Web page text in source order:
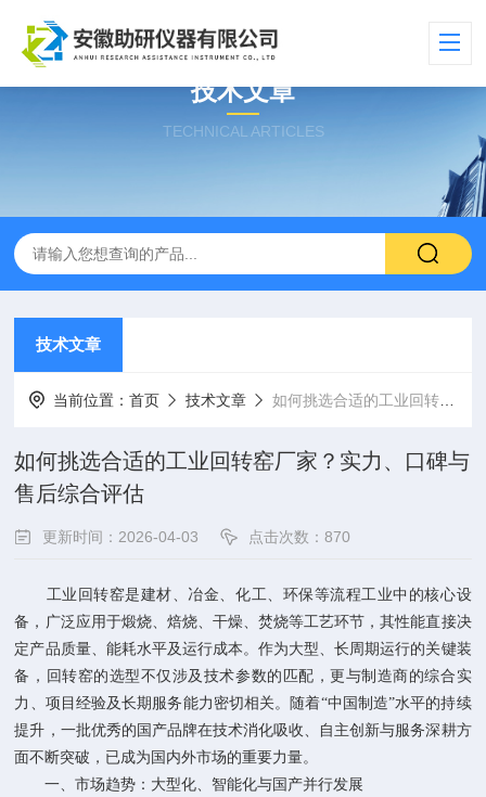
技术文章
TECHNICAL ARTICLES
技术文章
当前位置：首页 技术文章 如何挑选合适的工业回转窑厂家？实力、口碑与售后综合评估
如何挑选合适的工业回转窑厂家？实力、口碑与
售后综合评估
更新时间：2026-04-03 点击次数：870
工业回转窑是建材、冶金、化工、环保等流程工业中的核心设
备，广泛应用于煅烧、焙烧、干燥、焚烧等工艺环节，其性能直接决
定产品质量、能耗水平及运行成本。作为大型、长周期运行的关键装
备，回转窑的选型不仅涉及技术参数的匹配，更与制造商的综合实
力、项目经验及长期服务能力密切相关。随着“中国制造”水平的持续
提升，一批优秀的国产品牌在技术消化吸收、自主创新与服务深耕方
面不断突破，已成为国内外市场的重要力量。
一、市场趋势：大型化、智能化与国产并行发展